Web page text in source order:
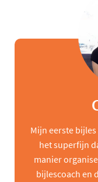
Mijn eerste
het superfijn
manier
bijlescoach en